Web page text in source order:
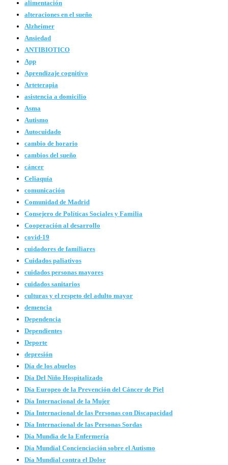
alimentación
alteraciones en el sueño
Alzheimer
Ansiedad
ANTIBIOTICO
App
Aprendizaje cognitivo
Arteterapia
asistencia a domicilio
Asma
Autismo
Autocuidado
cambio de horario
cambios del sueño
cáncer
Celiaquía
comunicación
Comunidad de Madrid
Consejero de Políticas Sociales y Familia
Cooperación al desarrollo
covid-19
cuidadores de familiares
Cuidados paliativos
cuidados personas mayores
cuidados sanitarios
culturas y el respeto del adulto mayor
demencia
Dependencia
Dependientes
Deporte
depresión
Día de los abuelos
Día Del Niño Hospitalizado
Día Europeo de la Prevención del Cáncer de Piel
Día Internacional de la Mujer
Día Internacional de las Personas con Discapacidad
Día Internacional de las Personas Sordas
Día Mundia de la Enfermería
Día Mundial Concienciación sobre el Autismo
Día Mundial contra el Dolor